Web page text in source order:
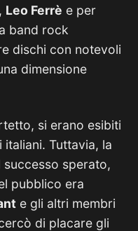
, Leo Ferrè e per
band rock
dischi con notevoli
dimensione
si erano esibiti
Tuttavia, la
sperato,
pubblico era
e gli altri membri
di placare gli